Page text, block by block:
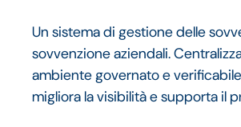
Un sistema di gestione delle
sovvenzione aziendali.
ambiente governato e
migliora la visibilità e supporta il